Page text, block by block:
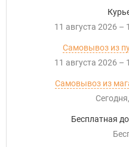
11 августа 2026 –
Самовывоз из
11 августа 2026 –
Самовывоз из
Сегодня
Бесплатная